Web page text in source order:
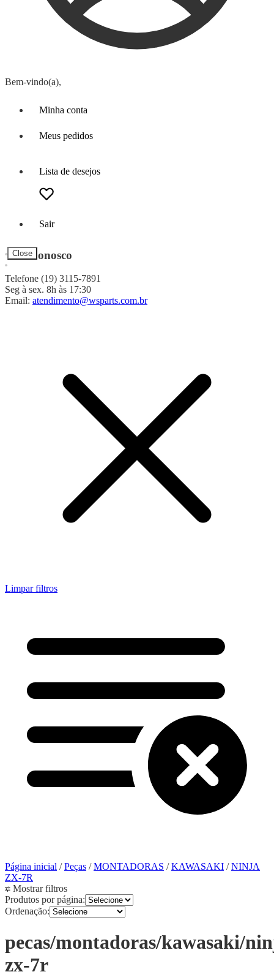
Bem-vindo(a),
Minha conta
Meus pedidos
Lista de desejos
Sair
Close
Fale Conosco
Telefone (19) 3115-7891
Seg à sex. 8h às 17:30
Email: atendimento@wsparts.com.br
Limpar filtros
Página inicial /Peças /MONTADORAS /KAWASAKI /NINJA
ZX-7R
Mostrar filtros
Produtos por página:
Ordenação:
pecas/montadoras/kawasaki/
zx-7r